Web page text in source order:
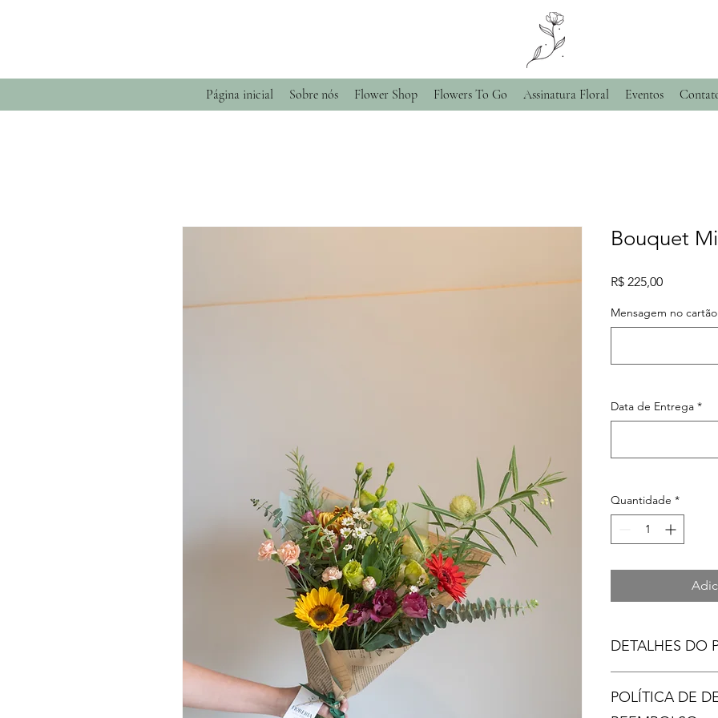
Página inicial Sobre nós Flower Shop Flowers To Go Assinatura Floral Eventos
Bouquet
R$ 225,00Preço
Mensagem no cartão
Data de Entrega *
Quantidade *
DETALHES DO
produto, como
instruções de
POLÍTICA DE